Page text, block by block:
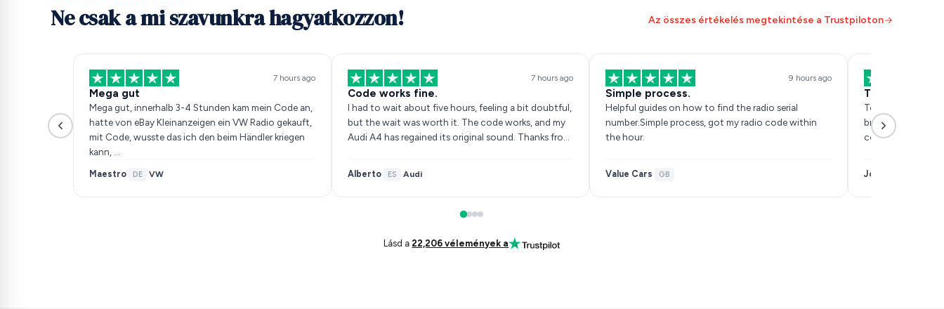
Ne csak a mi szavunkra hagyatkozzon! Az összes értékelés megtekintése a Trustpiloton
7 hours ago
Mega gut
Mega gut, innerhalb 3-4 Stunden kam mein Code an,
hatte von eBay Kleinanzeigen ein VW Radio gekauft,
mit Code, wusste das ich den beim Händler kriegen
kann, …
Maestro· DE ·VW
7 hours ago
Code works fine.
I had to wait about five hours, feeling a bit doubtful,
but the wait was worth it. The code works, and my
Audi A4 has regained its original sound. Thanks fro…
Alberto· ES ·Audi
9 hours ago
Simple process.
Helpful guides on how to find the radio serial
number.Simple process, got my radio code within
the hour.
Value Cars· GB
Todo el
Todo el servicio
brevedad y mi
correctamente
Jonathan
Lásd a22,206 vélemények a